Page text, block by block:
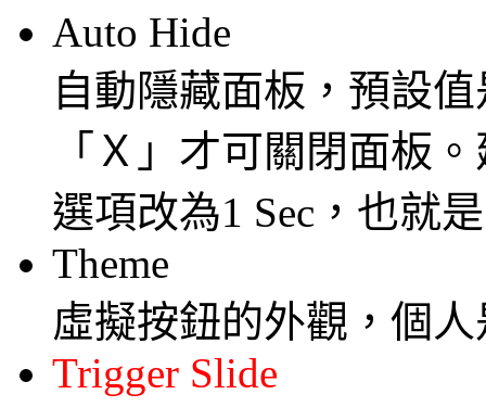
Auto Hide
自動隱藏面板，預設
「Ｘ」才可關閉面板
選項改為1 Sec，也就
Theme
虛擬按鈕的外觀，個
Trigger Slide